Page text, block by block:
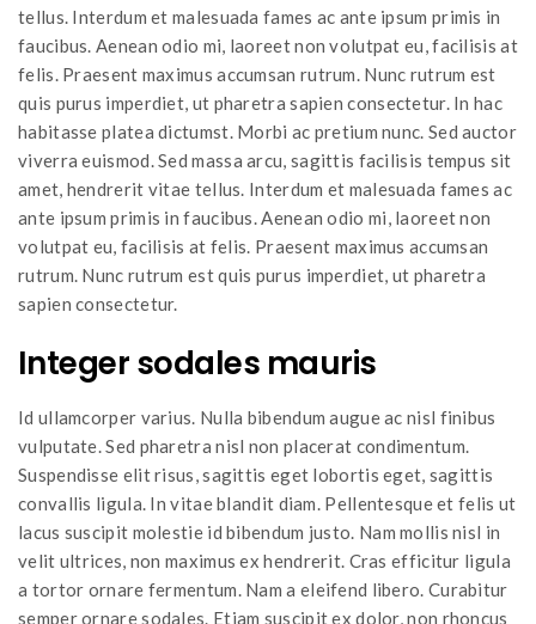
tellus. Interdum et malesuada fames ac ante ipsum primis in
faucibus. Aenean odio mi, laoreet non volutpat eu, facilisis at
felis. Praesent maximus accumsan rutrum. Nunc rutrum est
quis purus imperdiet, ut pharetra sapien consectetur. In hac
habitasse platea dictumst. Morbi ac pretium nunc. Sed auctor
viverra euismod. Sed massa arcu, sagittis facilisis tempus sit
amet, hendrerit vitae tellus. Interdum et malesuada fames ac
ante ipsum primis in faucibus. Aenean odio mi, laoreet non
volutpat eu, facilisis at felis. Praesent maximus accumsan
rutrum. Nunc rutrum est quis purus imperdiet, ut pharetra
sapien consectetur.
Integer sodales mauris
Id ullamcorper varius. Nulla bibendum augue ac nisl finibus
vulputate. Sed pharetra nisl non placerat condimentum.
Suspendisse elit risus, sagittis eget lobortis eget, sagittis
convallis ligula. In vitae blandit diam. Pellentesque et felis ut
lacus suscipit molestie id bibendum justo. Nam mollis nisl in
velit ultrices, non maximus ex hendrerit. Cras efficitur ligula
a tortor ornare fermentum. Nam a eleifend libero. Curabitur
semper ornare sodales. Etiam suscipit ex dolor, non rhoncus